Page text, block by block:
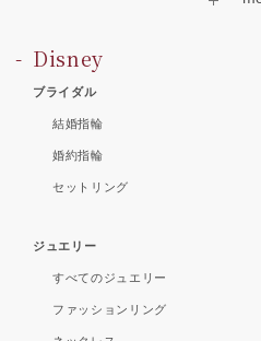
Disney
ブライダル
結婚指輪
婚約指輪
セットリング
ジュエリー
すべてのジュエリー
ファッションリング